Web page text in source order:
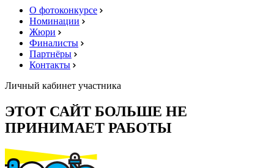
О фотоконкурсе
Номинации
Жюри
Финалисты
Партнёры
Контакты
Личный кабинет участника
ЭТОТ САЙТ БОЛЬШЕ НЕ
ПРИНИМАЕТ РАБОТЫ